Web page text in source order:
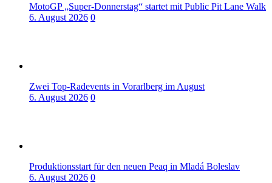
MotoGP „Super-Donnerstag“ startet mit Public Pit Lane Walk
6. August 2026 0
Zwei Top-Radevents in Vorarlberg im August
6. August 2026 0
Produktionsstart für den neuen Peaq in Mladá Boleslav
6. August 2026 0